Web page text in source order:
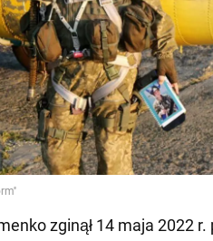
zginął 14 maja 2022 r.